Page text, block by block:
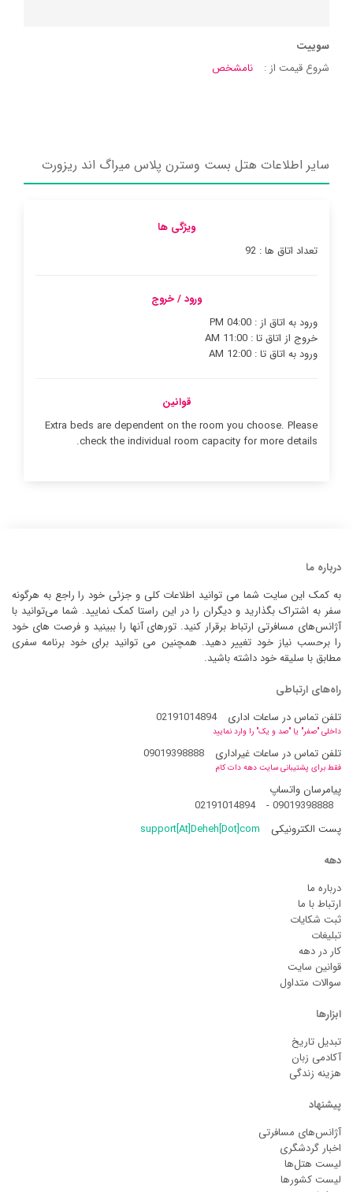
سوییت
شروع قیمت از :
نامشخص
سایر اطلاعات هتل بست وسترن پلاس میراگ اند ریزورت
ویژگی ها
تعداد اتاق ها : 92
ورود / خروج
ورود به اتاق از : 04:00 PM
خروج از اتاق تا : 11:00 AM
ورود به اتاق تا : 12:00 AM
قوانین
Extra beds are dependent on the room you choose. Please
check the individual room capacity for more details.
درباره ما
به کمک این سایت شما می توانید اطلاعات کلی و جزئی خود را راجع به هرگونه
سفر به اشتراک بگذارید و دیگران را در این راستا کمک نمایید. شما می‌توانید با
آژانس‌های مسافرتی ارتباط برقرار کنید. تورهای آنها را ببینید و فرصت های خود
را برحسب نیاز خود تغییر دهید. همچنین می توانید برای خود برنامه سفری
مطابق با سلیقه خود داشته باشید.
راه‌های ارتباطی
تلفن تماس در ساعات اداری
02191014894
داخلی "صفر" یا "صد و یک" را وارد نمایید
تلفن تماس در ساعات غیراداری 09019398888
فقط برای پشتیبانی سایت دهه دات کام
پیامرسان واتساپ
09019398888
-
02191014894
پست الکترونیکی
support[At]Deheh[Dot]com
دهه
درباره ما
ارتباط با ما
ثبت شکایات
تبلیغات
کار در دهه
قوانین سایت
سوالات متداول
ابزارها
تبدیل تاریخ
آکادمی زبان
هزینه زندگی
پیشنهاد
آژانس‌های مسافرتی
اخبار گردشگری
لیست هتل‌ها
لیست کشورها